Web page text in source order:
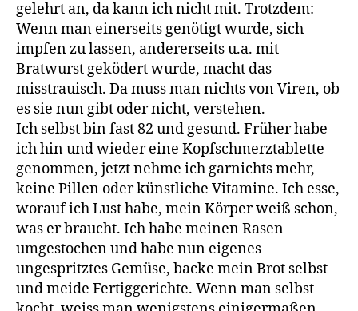
gelehrt an, da kann ich nicht mit. Trotzdem:
Wenn man einerseits genötigt wurde, sich
impfen zu lassen, andererseits u.a. mit
Bratwurst geködert wurde, macht das
misstrauisch. Da muss man nichts von Viren, ob
es sie nun gibt oder nicht, verstehen.
Ich selbst bin fast 82 und gesund. Früher habe
ich hin und wieder eine Kopfschmerztablette
genommen, jetzt nehme ich garnichts mehr,
keine Pillen oder künstliche Vitamine. Ich esse,
worauf ich Lust habe, mein Körper weiß schon,
was er braucht. Ich habe meinen Rasen
umgestochen und habe nun eigenes
ungespritztes Gemüse, backe mein Brot selbst
und meide Fertiggerichte. Wenn man selbst